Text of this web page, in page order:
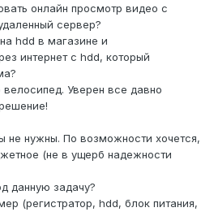
онлайн просмотр видео с
сервер?
hdd в магазине и
интернет с hdd, который
Уверен все давно
не нужны. По возможности хочется,
(не в ущерб надежности
данную задачу?
(регистратор, hdd, блок питания,